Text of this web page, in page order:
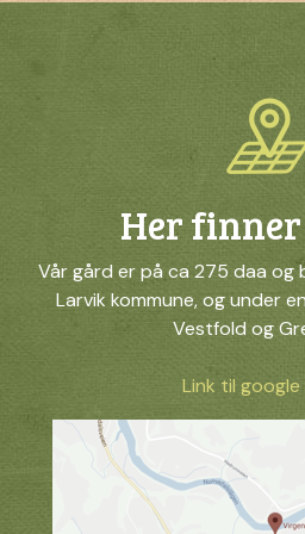
Her finner
Vår gård er på ca 275 daa og
Larvik kommune, og under
Vestfold og
Link til google